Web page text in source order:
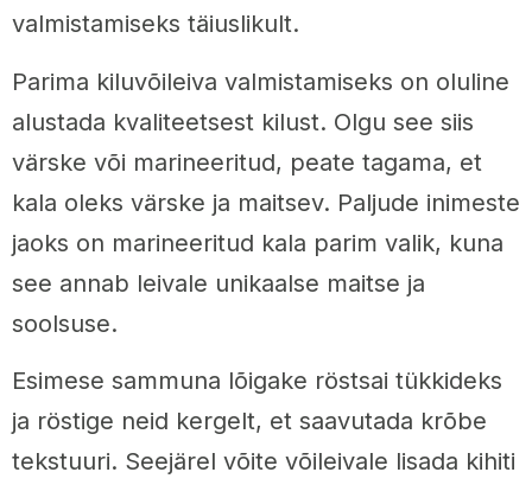
valmistamiseks täiuslikult.
Parima kiluvõileiva valmistamiseks on oluline
alustada kvaliteetsest kilust. Olgu see siis
värske või marineeritud, peate tagama, et
kala oleks värske ja maitsev. Paljude inimeste
jaoks on marineeritud kala parim valik, kuna
see annab leivale unikaalse maitse ja
soolsuse.
Esimese sammuna lõigake röstsai tükkideks
ja röstige neid kergelt, et saavutada krõbe
tekstuuri. Seejärel võite võileivale lisada kihiti